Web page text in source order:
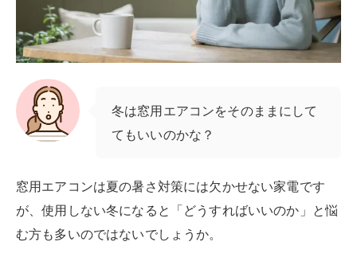
冬は窓用エアコンをそのままにして
てもいいのかな？
窓用エアコンは夏の暑さ対策には欠かせない家電です
が、使用しない冬になると「どうすればいいのか」と悩
む方も多いのではないでしょうか。